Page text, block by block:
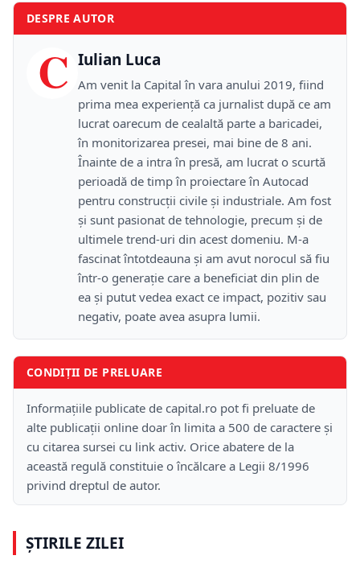
DESPRE AUTOR
C Iulian Luca
Am venit la Capital în vara anului 2019, fiind
prima mea experiență ca jurnalist după ce am
lucrat oarecum de cealaltă parte a baricadei,
în monitorizarea presei, mai bine de 8 ani.
Înainte de a intra în presă, am lucrat o scurtă
perioadă de timp în proiectare în Autocad
pentru construcții civile și industriale. Am fost
și sunt pasionat de tehnologie, precum și de
ultimele trend-uri din acest domeniu. M-a
fascinat întotdeauna și am avut norocul să fiu
într-o generație care a beneficiat din plin de
ea și putut vedea exact ce impact, pozitiv sau
negativ, poate avea asupra lumii.
CONDIȚII DE PRELUARE
Informațiile publicate de capital.ro pot fi preluate de
alte publicații online doar în limita a 500 de caractere și
cu citarea sursei cu link activ. Orice abatere de la
această regulă constituie o încălcare a Legii 8/1996
privind dreptul de autor.
ȘTIRILE ZILEI